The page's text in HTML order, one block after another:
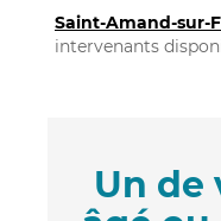
Saint-Amand-sur-
intervenants
Un de